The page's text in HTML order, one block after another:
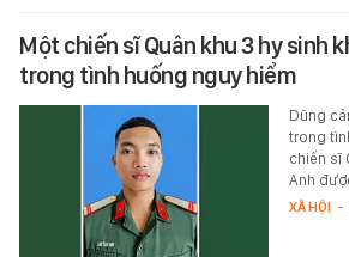
Một chiến sĩ Quân khu 3 hy sinh
trong tình huống nguy hiểm
Dũng
trong
chiến sĩ
Anh
XÃ HỘI -